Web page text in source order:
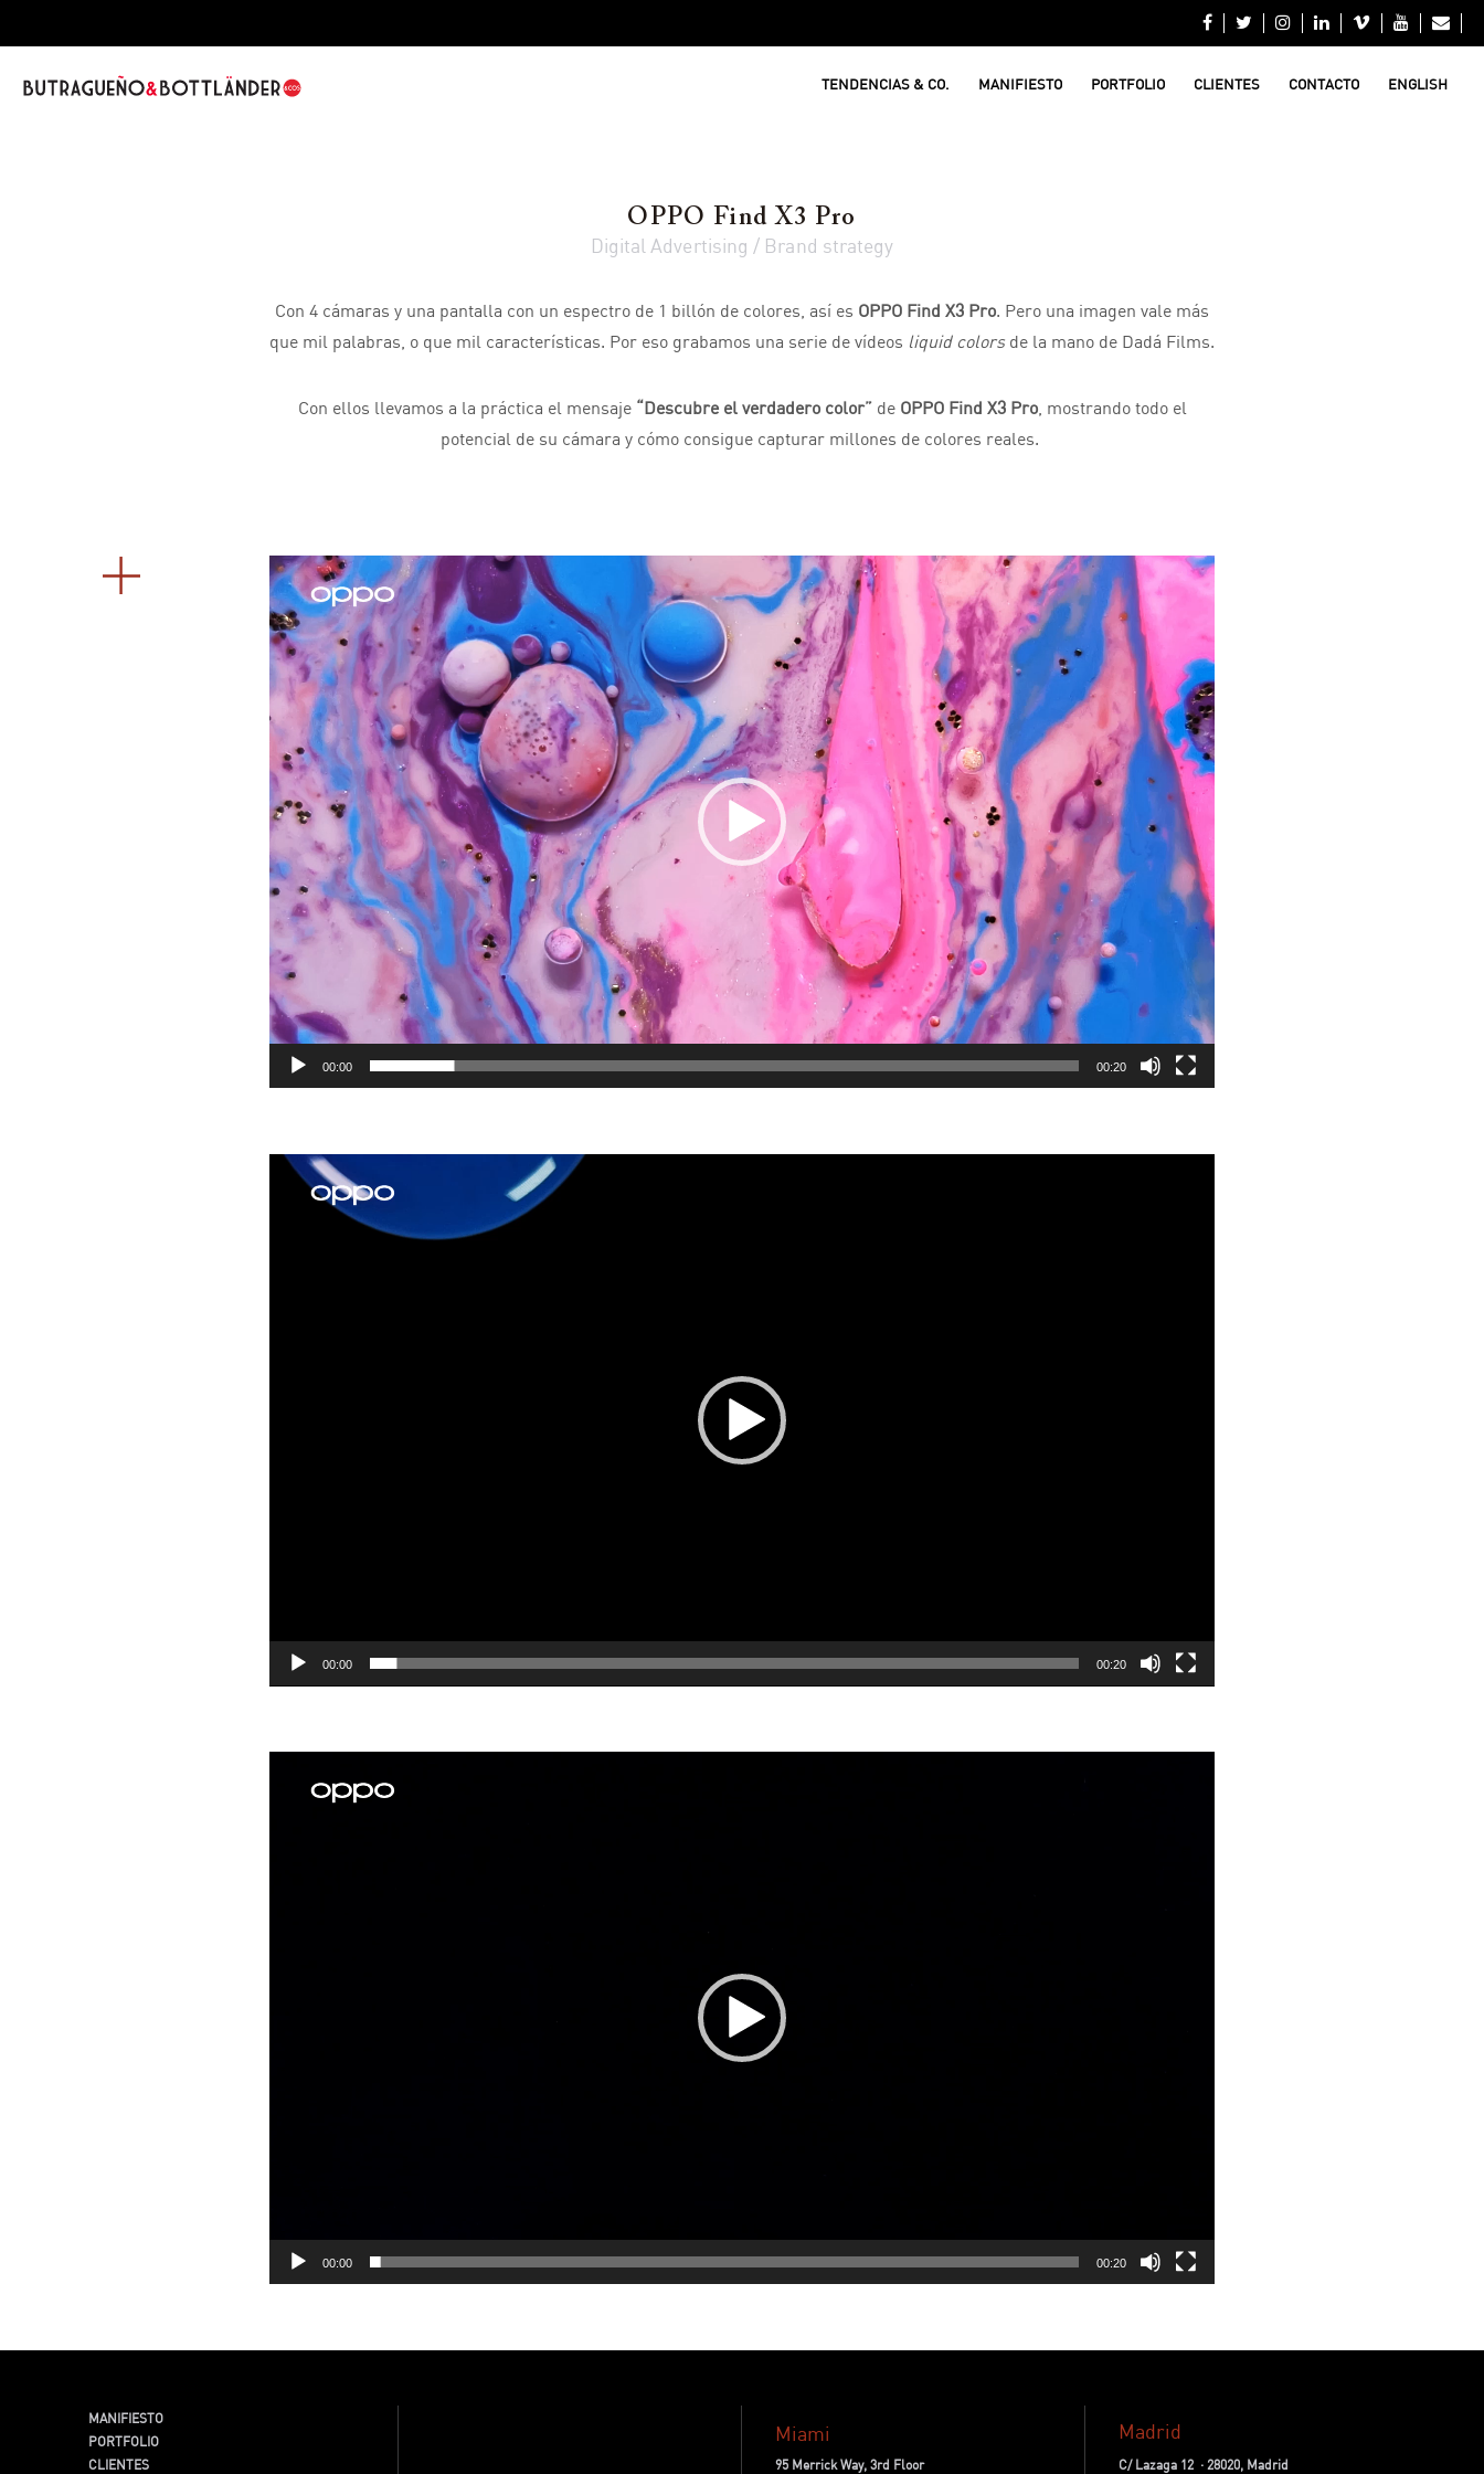







TENDENCIAS & CO. MANIFIESTO PORTFOLIO CLIENTES CONTACTO ENGLISH
OPPO Find X3 Pro
Digital Advertising / Brand strategy
Con 4 cámaras y una pantalla con un espectro de 1 billón de colores, así es OPPO Find X3 Pro. Pero una imagen vale más
que mil palabras, o que mil características. Por eso grabamos una serie de vídeos liquid colors de la mano de Dadá Films.
Con ellos llevamos a la práctica el mensaje “Descubre el verdadero color”de OPPO Find X3 Pro, mostrando todo el
potencial de su cámara y cómo consigue capturar millones de colores reales.
Reproductor
de
vídeo
00:00 00:20
Reproductor
00:00 00:20
00:00 00:20
MANIFIESTO
PORTFOLIO
CLIENTES
Miami
95 Merrick Way, 3rd Floor
Madrid
C/ Lazaga 12 · 28020, Madrid